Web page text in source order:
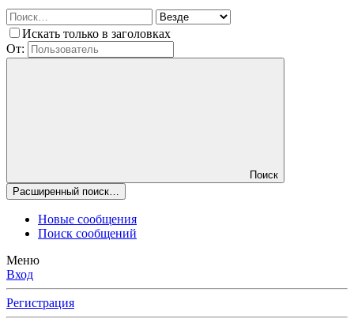
Искать только в заголовках
От:
Поиск
Расширенный поиск…
Новые сообщения
Поиск сообщений
Меню
Вход
Регистрация